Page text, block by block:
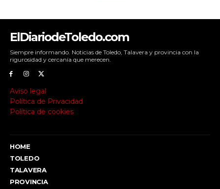
ElDiariodeToledo.com
Siempre informando. Noticias de Toledo, Talavera y provincia con la
rigurosidad y cercanía que merecen.
Aviso legal
Política de Privacidad
Política de cookies
HOME
TOLEDO
TALAVERA
PROVINCIA